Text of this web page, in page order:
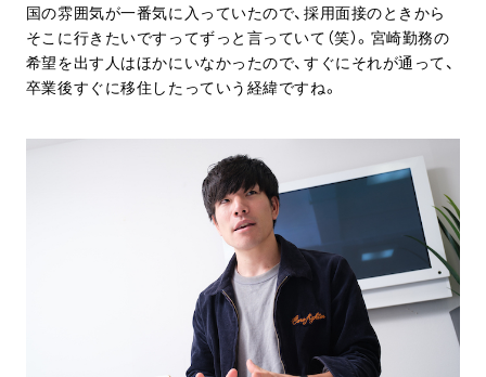
国の雰囲気が一番気に入っていたので、採用面接のときから
そこに行きたいですってずっと言っていて（笑）。宮崎勤務の
希望を出す人はほかにいなかったので、すぐにそれが通って、
卒業後すぐに移住したっていう経緯ですね。